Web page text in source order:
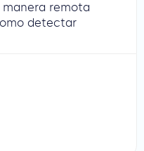
remota
detectar